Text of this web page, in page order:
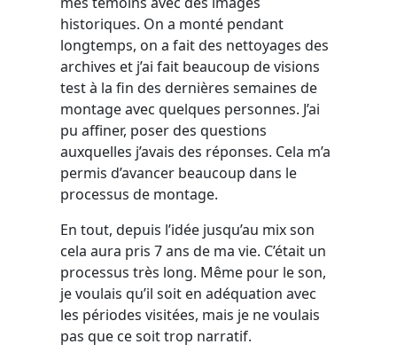
historiques. On a monté pendant
longtemps, on a fait des nettoyages des
archives et j’ai fait beaucoup de visions
test à la fin des dernières semaines de
montage avec quelques personnes. J’ai
pu affiner, poser des questions
auxquelles j’avais des réponses. Cela m’a
permis d’avancer beaucoup dans le
processus de montage.
En tout, depuis l’idée jusqu’au mix son
cela aura pris 7 ans de ma vie. C’était un
processus très long. Même pour le son,
je voulais qu’il soit en adéquation avec
les périodes visitées, mais je ne voulais
pas que ce soit trop narratif.